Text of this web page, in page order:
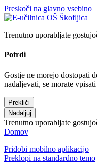
Preskoči na glavno vsebino
Trenutno uporabljate
Potrdi
Gostje ne morejo dostopati
nadaljevati, se morate
Prekliči
Nadaljuj
Trenutno uporabljate
Domov
Pridobi mobilno aplikacijo
Preklopi na standardno temo